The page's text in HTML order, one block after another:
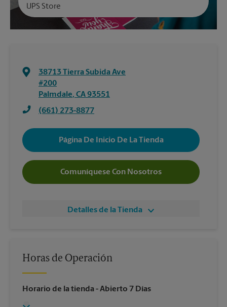
UPS Store
38713 Tierra Subida Ave
#200
Palmdale, CA93551
(661) 273-8877
Página De Inicio De La Tienda
Comuníquese Con Nosotros
Detalles de la Tienda
Horas de Operación
Horario de la tienda - Abierto 7 Días